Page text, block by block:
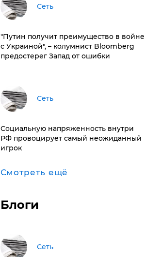
Сеть
"Путин получит преимущество в войне
с Украиной", – колумнист Bloomberg
предостерег Запад от ошибки
Сеть
Социальную напряженность внутри
РФ провоцирует самый неожиданный
игрок
Смотреть ещё
Блоги
Сеть